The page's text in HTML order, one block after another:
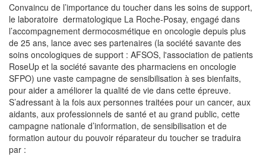
Convaincu de l’importance du toucher dans les soins de support,
le laboratoire dermatologique La Roche-Posay, engagé dans
l’accompagnement dermocosmétique en oncologie depuis plus
de 25 ans, lance avec ses partenaires (la société savante des
soins oncologiques de support : AFSOS, l'association de patients
RoseUp et la société savante des pharmaciens en oncologie
SFPO) une vaste campagne de sensibilisation à ses bienfaits,
pour aider a améliorer la qualité de vie dans cette épreuve.
S’adressant à la fois aux personnes traitées pour un cancer, aux
aidants, aux professionnels de santé et au grand public, cette
campagne nationale d’information, de sensibilisation et de
formation autour du pouvoir réparateur du toucher se traduira
par :